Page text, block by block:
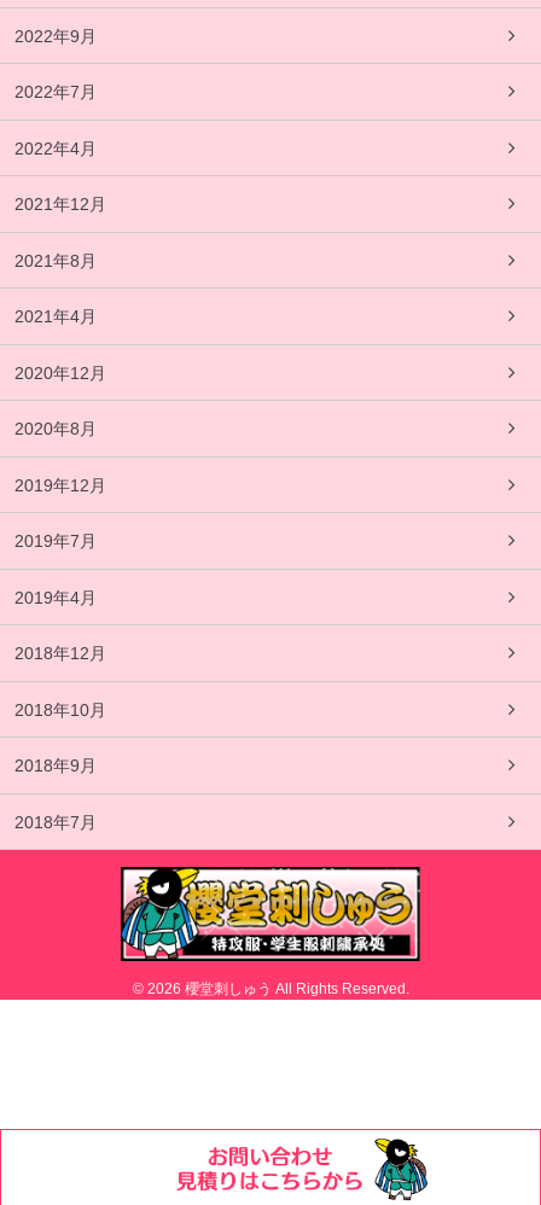
2022年9月
2022年7月
2022年4月
2021年12月
2021年8月
2021年4月
2020年12月
2020年8月
2019年12月
2019年7月
2019年4月
2018年12月
2018年10月
2018年9月
2018年7月
© 2026 櫻堂刺しゅう All Rights Reserved.